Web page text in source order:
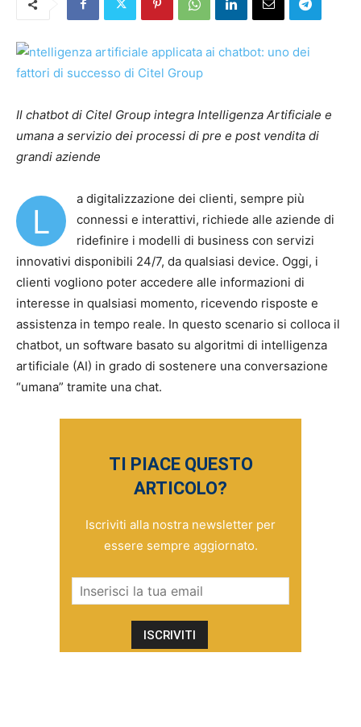
Il chatbot di Citel Group integra Intelligenza Artificiale e
umana a servizio dei processi di pre e post vendita di
grandi aziende
L
a digitalizzazione dei clienti, sempre più
connessi e interattivi, richiede alle aziende di
ridefinire i modelli di business con servizi
innovativi disponibili 24/7, da qualsiasi device. Oggi, i
clienti vogliono poter accedere alle informazioni di
interesse in qualsiasi momento, ricevendo risposte e
assistenza in tempo reale. In questo scenario si colloca il
chatbot, un software basato su algoritmi di intelligenza
artificiale (AI) in grado di sostenere una conversazione
“umana” tramite una chat.
TI PIACE QUESTO
ARTICOLO?
Iscriviti alla nostra newsletter per
essere sempre aggiornato.